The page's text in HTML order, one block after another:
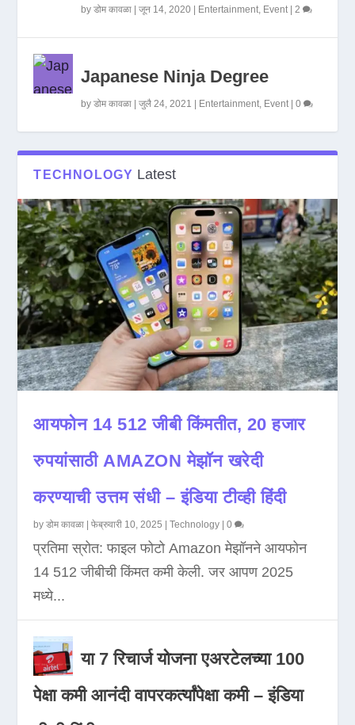
byडोम कावळा |जून 14, 2020 Entertainment, Event|2
Japanese Ninja Degree
byडोम कावळा |जुलै 24, 2021 Entertainment, Event|0
TECHNOLOGY Latest
आयफोन 14 512 जीबी किंमतीत, 20 हजार
रुपयांसाठी AMAZON मेझॉन खरेदी
करण्याची उत्तम संधी – इंडिया टीव्ही हिंदी
byडोम कावळा |फेब्रुवारी 10, 2025 |Technology |0
प्रतिमा स्रोत: फाइल फोटो Amazon मेझॉनने आयफोन
14 512 जीबीची किंमत कमी केली. जर आपण 2025
मध्ये...
या 7 रिचार्ज योजना एअरटेलच्या 100
पेक्षा कमी आनंदी वापरकर्त्यांपेक्षा कमी – इंडिया